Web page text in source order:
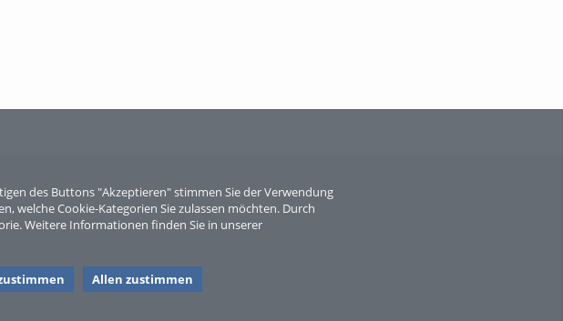
des Buttons "Akzeptieren" stimmen Sie der Verwendung
welche Cookie-Kategorien Sie zulassen möchten. Durch
Weitere Informationen finden Sie in unserer
Allen zustimmen
Sperber